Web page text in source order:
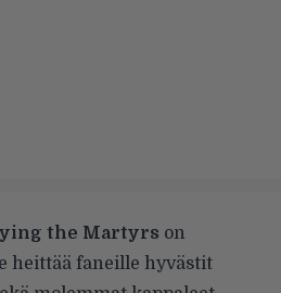
the Martyrs on
heittää faneille hyvästit